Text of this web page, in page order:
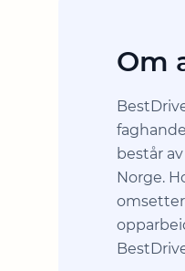
Om
består
Norge.
omsetter